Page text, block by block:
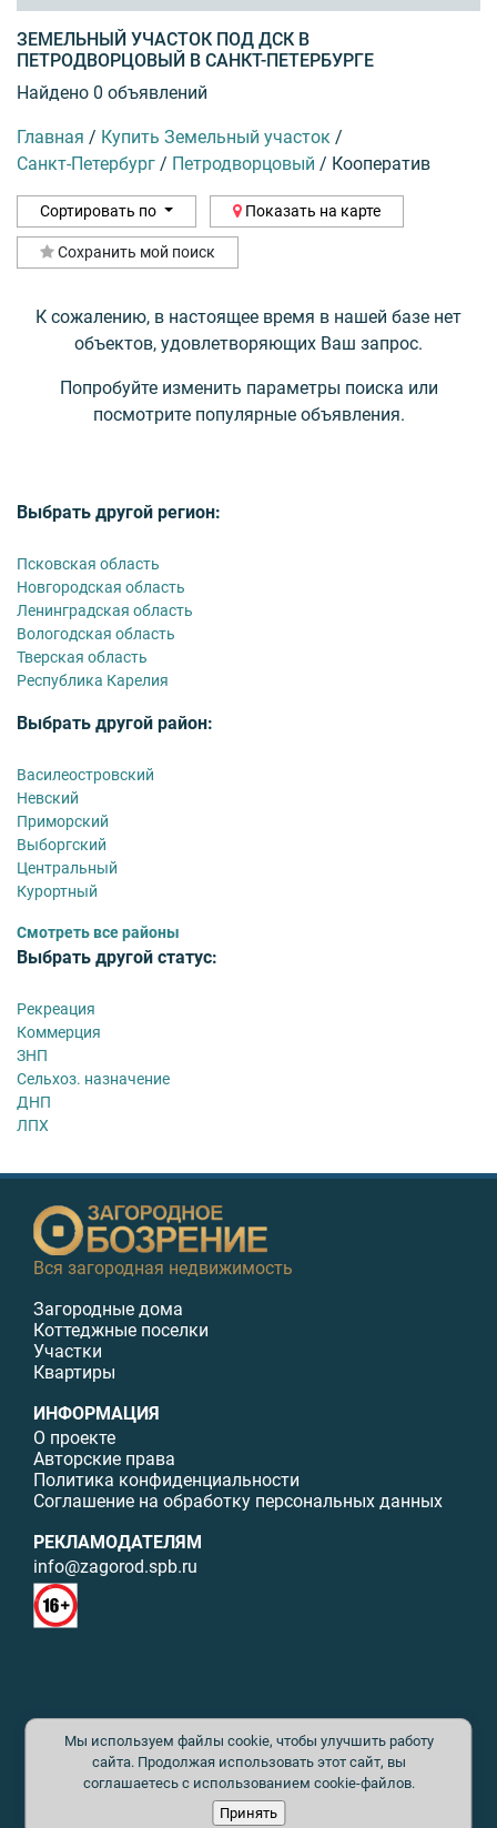
ЗЕМЕЛЬНЫЙ УЧАСТОК ПОД ДСК В
ПЕТРОДВОРЦОВЫЙ В САНКТ-ПЕТЕРБУРГЕ
Найдено 0 объявлений
Главная / Купить Земельный участок /
Санкт-Петербург / Петродворцовый / Кооператив
Сортировать по Показать на карте
Сохранить мой поиск
К сожалению, в настоящее время в нашей базе нет
объектов, удовлетворяющих Ваш запрос.
Попробуйте изменить параметры поиска или
посмотрите популярные объявления.
Выбрать другой регион:
Псковская область
Новгородская область
Ленинградская область
Вологодская область
Тверская область
Республика Карелия
Выбрать другой район:
Василеостровский
Невский
Приморский
Выборгский
Центральный
Курортный
Смотреть все районы
Выбрать другой статус:
Рекреация
Коммерция
ЗНП
Сельхоз. назначение
ДНП
ЛПХ
Вся загородная недвижимость
Загородные дома
Коттеджные поселки
Участки
Квартиры
ИНФОРМАЦИЯ
О проекте
Авторские права
Политика конфиденциальности
Соглашение на обработку персональных данных
РЕКЛАМОДАТЕЛЯМ
info@zagorod.spb.ru
© ИП Малыщева Б.Л. Все права защищены. Перепечатка материалов
данного сайта возможна только с письменного разрешения. При
цитировании ссылка на www.zagorod.spb.ru обязательна. Редакция не
несет ответственности за содержание рекламных материалов. Все
рекламируемые товары и услуги имеют необходимые сертификаты и
лицензии. Перепечатка любых материалов без письменного согласия
Мы используем файлы cookie, чтобы улучшить работу
сайта. Продолжая использовать этот сайт, вы
соглашаетесь с использованием cookie-файлов.
Принять